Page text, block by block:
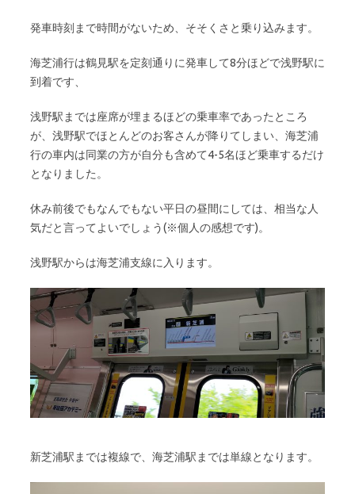
発車時刻まで時間がないため、そそくさと乗り込みます。
海芝浦行は鶴見駅を定刻通りに発車して8分ほどで浅野駅に
到着です、
浅野駅までは座席が埋まるほどの乗車率であったところ
が、浅野駅でほとんどのお客さんが降りてしまい、海芝浦
行の車内は同業の方が自分も含めて4-5名ほど乗車するだけ
となりました。
休み前後でもなんでもない平日の昼間にしては、相当な人
気だと言ってよいでしょう(※個人の感想です)。
浅野駅からは海芝浦支線に入ります。
新芝浦駅までは複線で、海芝浦駅までは単線となります。